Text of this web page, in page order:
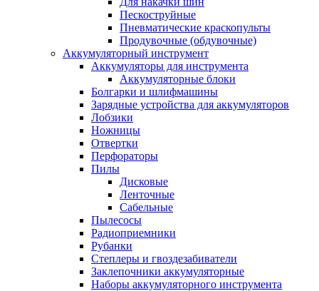
Пескоструйные
Пневматические краскопульты
Продувочные (обдувочные)
Аккумуляторный инструмент
Аккумуляторы для инструмента
Аккумуляторные блоки
Болгарки и шлифмашины
Зарядные устройства для аккумуляторов
Лобзики
Ножницы
Отвертки
Перфораторы
Пилы
Дисковые
Ленточные
Сабельные
Пылесосы
Радиоприемники
Рубанки
Степлеры и гвоздезабиватели
Заклепочники аккумуляторные
Наборы аккумуляторного инструмента